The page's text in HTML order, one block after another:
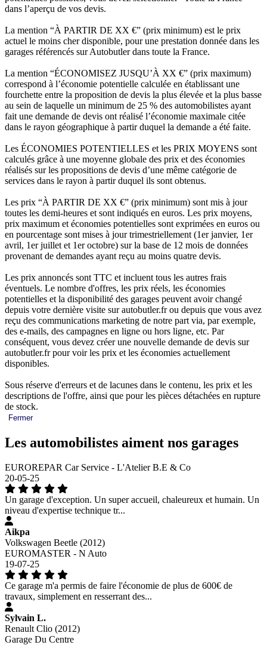
dans l’aperçu de vos devis.
La mention “À PARTIR DE XX €” (prix minimum) est le prix
actuel le moins cher disponible, pour une prestation donnée dans les
garages référencés sur Autobutler dans toute la France.
La mention “ÉCONOMISEZ JUSQU’À XX €” (prix maximum)
correspond à l’économie potentielle calculée en établissant une
fourchette entre la proposition de devis la plus élevée et la plus basse
au sein de laquelle un minimum de 25 % des automobilistes ayant
fait une demande de devis ont réalisé l’économie maximale citée
dans le rayon géographique à partir duquel la demande a été faite.
Les ÉCONOMIES POTENTIELLES et les PRIX MOYENS sont
calculés grâce à une moyenne globale des prix et des économies
réalisés sur les propositions de devis d’une même catégorie de
services dans le rayon à partir duquel ils sont obtenus.
Les prix “À PARTIR DE XX €” (prix minimum) sont mis à jour
toutes les demi-heures et sont indiqués en euros. Les prix moyens,
prix maximum et économies potentielles sont exprimées en euros ou
en pourcentage sont mises à jour trimestriellement (1er janvier, 1er
avril, 1er juillet et 1er octobre) sur la base de 12 mois de données
provenant de demandes ayant reçu au moins quatre devis.
Les prix annoncés sont TTC et incluent tous les autres frais
éventuels. Le nombre d'offres, les prix réels, les économies
potentielles et la disponibilité des garages peuvent avoir changé
depuis votre dernière visite sur autobutler.fr ou depuis que vous avez
reçu des communications marketing de notre part via, par exemple,
des e-mails, des campagnes en ligne ou hors ligne, etc. Par
conséquent, vous devez créer une nouvelle demande de devis sur
autobutler.fr pour voir les prix et les économies actuellement
disponibles.
Sous réserve d'erreurs et de lacunes dans le contenu, les prix et les
descriptions de l'offre, ainsi que pour les pièces détachées en rupture
de stock.
Fermer
Les automobilistes aiment nos garages
EUROREPAR Car Service - L'Atelier B.E & Co
20-05-25
Un garage d'exception. Un super accueil, chaleureux et humain. Un
niveau d'expertise technique tr...
Aikpa
Volkswagen Beetle (2012)
EUROMASTER - N Auto
19-07-25
Ce garage m'a permis de faire l'économie de plus de 600€ de
travaux, simplement en resserrant des...
Sylvain L.
Renault Clio (2012)
Garage Du Centre